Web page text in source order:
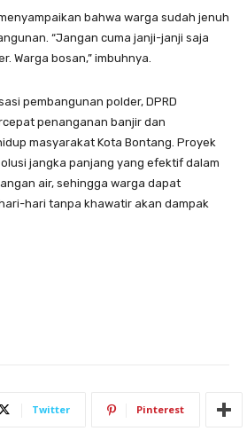
bahwa warga sudah jenuh
“Jangan cuma janji-janji saja
Warga bosan,” imbuhnya.
pembangunan polder, DPRD
penanganan banjir dan
masyarakat Kota Bontang. Proyek
jangka panjang yang efektif dalam
air, sehingga warga dapat
hari tanpa khawatir akan dampak
Twitter Pinterest